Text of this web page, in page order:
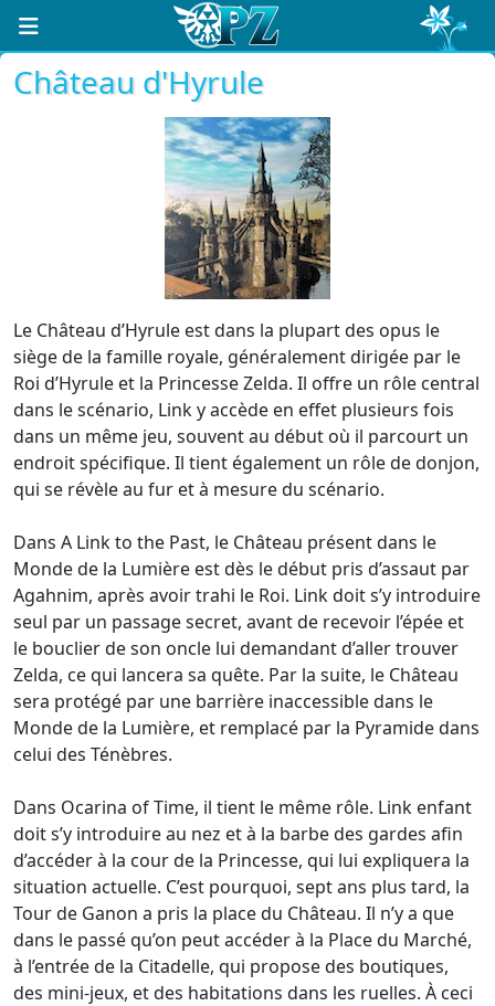
Château d'Hyrule
Le Château d’Hyrule est dans la plupart des opus le
siège de la famille royale, généralement dirigée par le
Roi d’Hyrule et la Princesse Zelda. Il offre un rôle central
dans le scénario, Link y accède en effet plusieurs fois
dans un même jeu, souvent au début où il parcourt un
endroit spécifique. Il tient également un rôle de donjon,
qui se révèle au fur et à mesure du scénario.
Dans A Link to the Past, le Château présent dans le
Monde de la Lumière est dès le début pris d’assaut par
Agahnim, après avoir trahi le Roi. Link doit s’y introduire
seul par un passage secret, avant de recevoir l’épée et
le bouclier de son oncle lui demandant d’aller trouver
Zelda, ce qui lancera sa quête. Par la suite, le Château
sera protégé par une barrière inaccessible dans le
Monde de la Lumière, et remplacé par la Pyramide dans
celui des Ténèbres.
Dans Ocarina of Time, il tient le même rôle. Link enfant
doit s’y introduire au nez et à la barbe des gardes afin
d’accéder à la cour de la Princesse, qui lui expliquera la
situation actuelle. C’est pourquoi, sept ans plus tard, la
Tour de Ganon a pris la place du Château. Il n’y a que
dans le passé qu’on peut accéder à la Place du Marché,
à l’entrée de la Citadelle, qui propose des boutiques,
des mini-jeux, et des habitations dans les ruelles. À ceci